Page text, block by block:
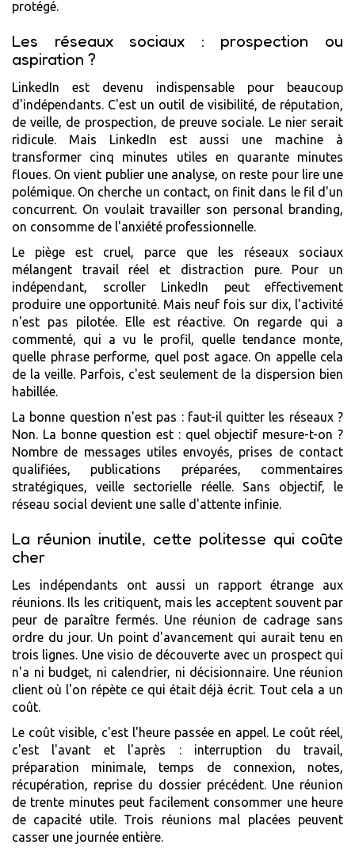
protégé.
Les réseaux sociaux : prospection ou
aspiration ?
LinkedIn est devenu indispensable pour beaucoup
d'indépendants. C'est un outil de visibilité, de réputation,
de veille, de prospection, de preuve sociale. Le nier serait
ridicule. Mais LinkedIn est aussi une machine à
transformer cinq minutes utiles en quarante minutes
floues. On vient publier une analyse, on reste pour lire une
polémique. On cherche un contact, on finit dans le fil d'un
concurrent. On voulait travailler son personal branding,
on consomme de l'anxiété professionnelle.
Le piège est cruel, parce que les réseaux sociaux
mélangent travail réel et distraction pure. Pour un
indépendant, scroller LinkedIn peut effectivement
produire une opportunité. Mais neuf fois sur dix, l'activité
n'est pas pilotée. Elle est réactive. On regarde qui a
commenté, qui a vu le profil, quelle tendance monte,
quelle phrase performe, quel post agace. On appelle cela
de la veille. Parfois, c'est seulement de la dispersion bien
habillée.
La bonne question n'est pas : faut-il quitter les réseaux ?
Non. La bonne question est : quel objectif mesure-t-on ?
Nombre de messages utiles envoyés, prises de contact
qualifiées, publications préparées, commentaires
stratégiques, veille sectorielle réelle. Sans objectif, le
réseau social devient une salle d'attente infinie.
La réunion inutile, cette politesse qui coûte
cher
Les indépendants ont aussi un rapport étrange aux
réunions. Ils les critiquent, mais les acceptent souvent par
peur de paraître fermés. Une réunion de cadrage sans
ordre du jour. Un point d'avancement qui aurait tenu en
trois lignes. Une visio de découverte avec un prospect qui
n'a ni budget, ni calendrier, ni décisionnaire. Une réunion
client où l'on répète ce qui était déjà écrit. Tout cela a un
coût.
Le coût visible, c'est l'heure passée en appel. Le coût réel,
c'est l'avant et l'après : interruption du travail,
préparation minimale, temps de connexion, notes,
récupération, reprise du dossier précédent. Une réunion
de trente minutes peut facilement consommer une heure
de capacité utile. Trois réunions mal placées peuvent
casser une journée entière.